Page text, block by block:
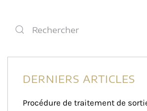
DERNIERS ARTICLES
Procédure de traitement de